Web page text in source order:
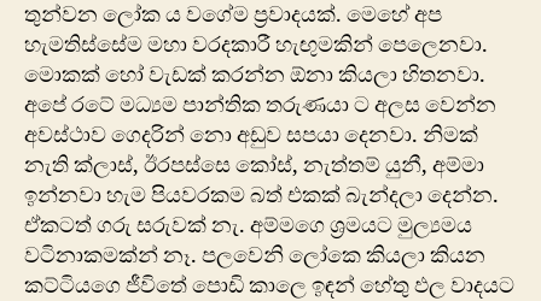
තුන්වන ලෝක ය වගේම ප්‍රවාදයක්. මෙහේ අප
හැමතිස්සේම මහා වරදකාරී හැඟුමකින් පෙලෙනවා.
මොකක් හෝ වැඩක් කරන්න ඕනා කියලා හිතනවා.
අපේ රටේ මධ්‍යම පාන්තික තරුණයා ට අලස වෙන්න
අවස්ථාව ගෙදරින් නො අඩුව සපයා දෙනවා. නිමක්
නැති ක්ලාස්, ඊරපස්සෙ කෝස්, නැත්තම් යුනී, අම්මා
ඉන්නවා හැම පියවරකම බත් එකක් බැන්දලා දෙන්න.
ඒකටත් ගරු සරුවක් නැ. අම්මගෙ ශ්‍රමයට මුල්‍යමය
වටිනාකමක්න් නෑ. පලවෙනි ලෝකෙ කියලා කියන
කට්ටියගෙ ජීවිතේ පොඩි කාලෙ ඉඳන් හේතු ඵල වාදයට